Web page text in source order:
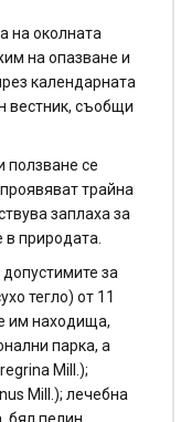
на околната
на опазване и
календарната
вестник, съобщи
ползване се
трайна
заплаха за
природата.
за
тегло) от 11
им находища,
парка, а
Mill.);
Mill.); лечебна
бял пелин